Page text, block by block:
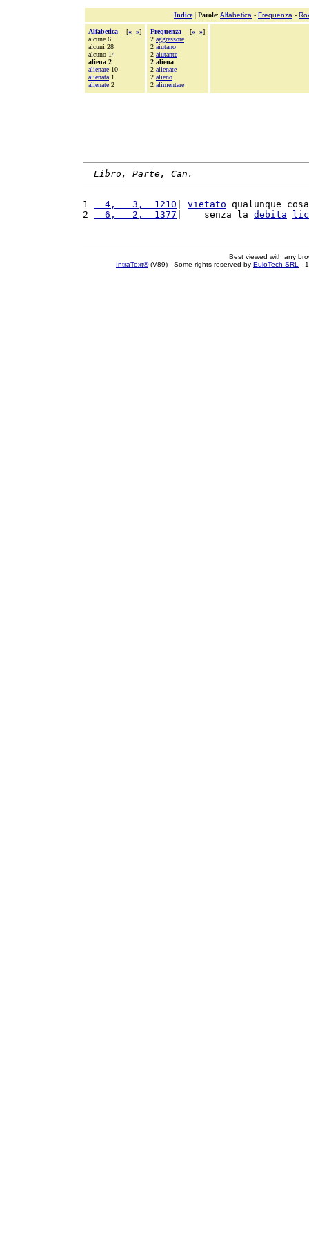
Indice| Parole: Alfabetica - Frequenza -
Alfabetica [« »]
alcune 6
alcuni 28
alcuno 14
aliena 2
alienare 10
alienata 1
alienate 2
Frequenza [« »]
2 aggressore
2 aiutano
2 aiutante
2 aliena
2 alienate
2 alieno
2 alimentare
Libro, Parte, Can.
1
  4,   3,  1210
vietato qualunque
2
  6,   2,  1377
|    senza la debita
Best viewed with any
IntraText®(V89) - Some rights reserved by EuloTech SRL -